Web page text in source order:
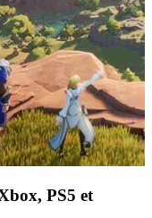
PS5 et